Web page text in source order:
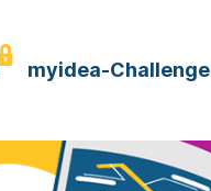
myidea-Challenge